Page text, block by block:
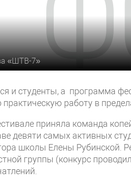
«ШТВ-7»
и студенты, а программа
работу в
приняла команда
девяти самых активных
школы Елены Рубинской.
группы (конкурс